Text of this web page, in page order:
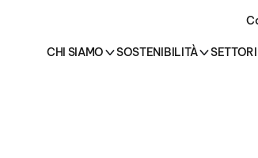
CHI SIAMO SOSTENIBILITÀ SETTORI